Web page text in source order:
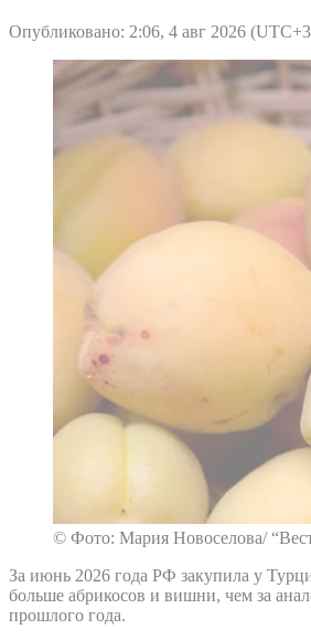
Опубликовано: 2:06, 4 авг 2026
© Фото: Мария Новоселова/
За июнь 2026 года РФ закупила у
больше абрикосов и вишни, чем за
прошлого года.